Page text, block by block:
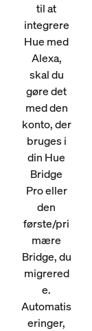
til at
integrere
Hue med
Alexa,
skal du
gøre det
med den
konto, der
bruges i
din Hue
Bridge
Pro eller
den
første/pri
mære
Bridge, du
migrered
e.
Automatis
eringer,